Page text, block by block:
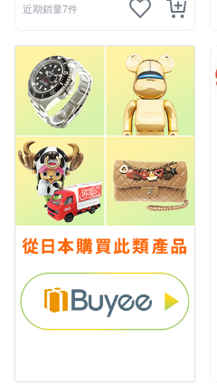
近期銷量7件